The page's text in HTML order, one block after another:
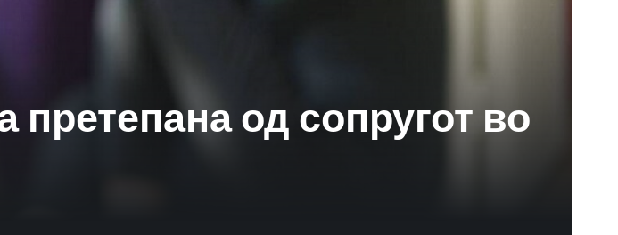
од сопругот во